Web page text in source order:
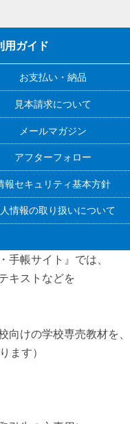
用ガイド
お支払い・納品
見本請求について
メールマガジン
アフターフォロー
報セキュリティ基本方針
情報の取り扱いについて
手帳サイト』 では、
キストなどを
向けの学校専売教材を、
ます）